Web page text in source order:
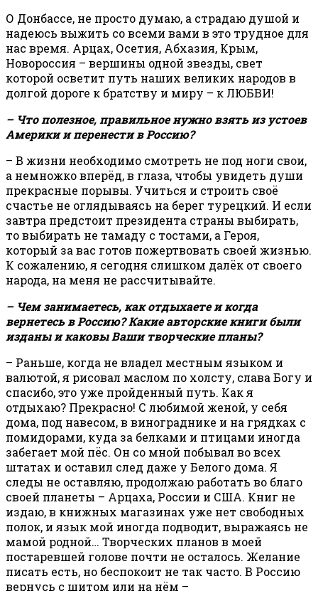
О Донбассе, не просто думаю, а страдаю душой и
надеюсь выжить со всеми вами в это трудное для
нас время. Арцах, Осетия, Абхазия, Крым,
Новороссия – вершины одной звезды, свет
которой осветит путь наших великих народов в
долгой дороге к братству и миру – к ЛЮБВИ!
– Что полезное, правильное нужно взять из устоев
Америки и перенести в Россию?
– В жизни необходимо смотреть не под ноги свои,
а немножко вперёд, в глаза, чтобы увидеть души
прекрасные порывы. Учиться и строить своё
счастье не оглядываясь на берег турецкий. И если
завтра предстоит президента страны выбирать,
то выбирать не тамаду с тостами, а Героя,
который за вас готов пожертвовать своей жизнью.
К сожалению, я сегодня слишком далёк от своего
народа, на меня не рассчитывайте.
– Чем занимаетесь, как отдыхаете и когда
вернетесь в Россию? Какие авторские книги были
изданы и каковы Ваши творческие планы?
– Раньше, когда не владел местным языком и
валютой, я рисовал маслом по холсту, слава Богу и
спасибо, это уже пройденный путь. Как я
отдыхаю? Прекрасно! С любимой женой, у себя
дома, под навесом, в винограднике и на грядках с
помидорами, куда за белками и птицами иногда
забегает мой пёс. Он со мной побывал во всех
штатах и оставил след даже у Белого дома. Я
следы не оставляю, продолжаю работать во благо
своей планеты – Арцаха, России и США. Книг не
издаю, в книжных магазинах уже нет свободных
полок, и язык мой иногда подводит, выражаясь не
мамой родной… Творческих планов в моей
постаревшей голове почти не осталось. Желание
писать есть, но беспокоит не так часто. В Россию
вернусь с щитом или на нём –